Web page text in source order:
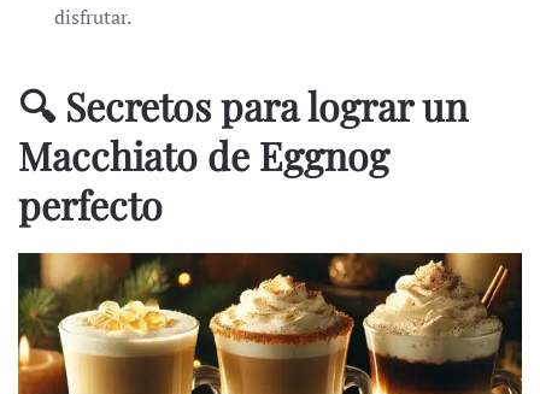
disfrutar.
🔍 Secretos para lograr un
Macchiato de Eggnog
perfecto